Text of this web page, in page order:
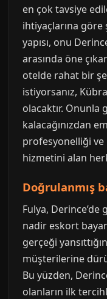
en çok tavsiye
ihtiyaçlarına
yapısı, onu
arasında öne
otelde rahat bir
istiyorsanız,
olacaktır. Onunla
kalacağınızdan
profesyonelliği ve
hizmetini alan
Doğrulanmış
Fulya,
nadir eskort
gerçeği
müşterilerine
Bu yüzden,
olanların ilk